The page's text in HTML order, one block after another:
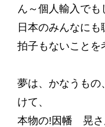
ん～個人輸入でも
日本のみんなに
拍子もないことを
夢は、かなうもの
けて、
本物の!因幡 晃さ